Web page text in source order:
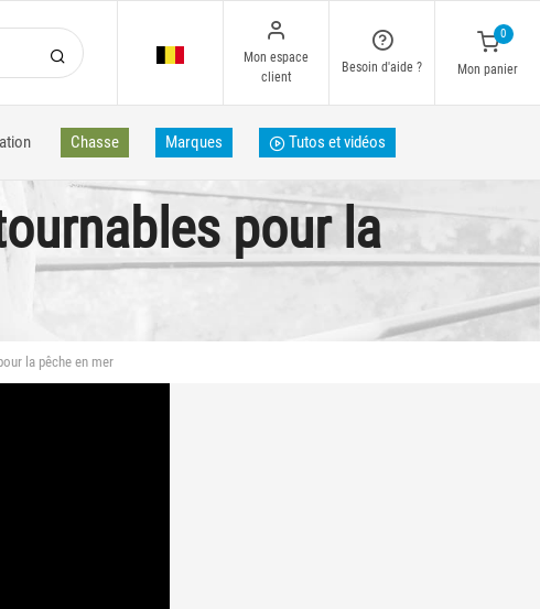
Mon espace
client
Besoin d'aide ?
0
Mon panier
Chasse Marques Tutos et vidéos
pour la
la pêche en mer